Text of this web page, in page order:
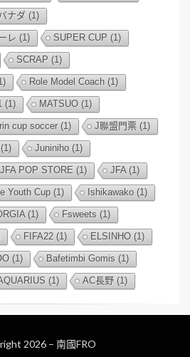
ナダ (1)
レ (1) SUPER CUP (1)
SCRAP (1)
Role Model Coach (1)
(1) MATSUO (1)
cup soccer(1) J聯盟門票 (1)
(1) Juniniho (1)
JFA POP STORE (1) JFA(1)
Youth Cup (1) Ishikawako (1)
(1) Fsweets (1)
FIFA22 (1) ELSINHO (1)
(1) Bafetimbi Gomis (1)
(1) AC長野 (1)
2026 – 南國FRO